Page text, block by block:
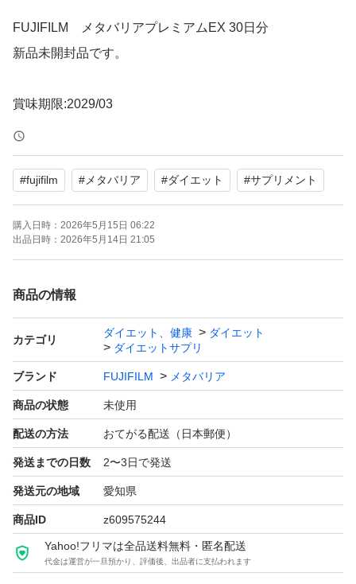
FUJIFILM メタバリアプレミアムEX 30日分
新品未開封品です。
賞味期限:2029/03
#fujifilm #メタバリア #ダイエット #サプリメント
購入日時： 2026年5月15日 06:22
出品日時： 2026年5月14日 21:05
商品の情報
カテゴリ
ダイエット、健康
ダイエット
ダイエットサプリ
ブランド FUJIFILM メタバリア
商品の状態 未使用
配送の方法 おてがる配送（日本郵便）
発送までの日数 2〜3日で発送
発送元の地域 愛知県
商品ID z609575244
Yahoo!フリマは全品送料無料・匿名配送
代金は運営が一旦預かり、評価後、出品者に支払われます